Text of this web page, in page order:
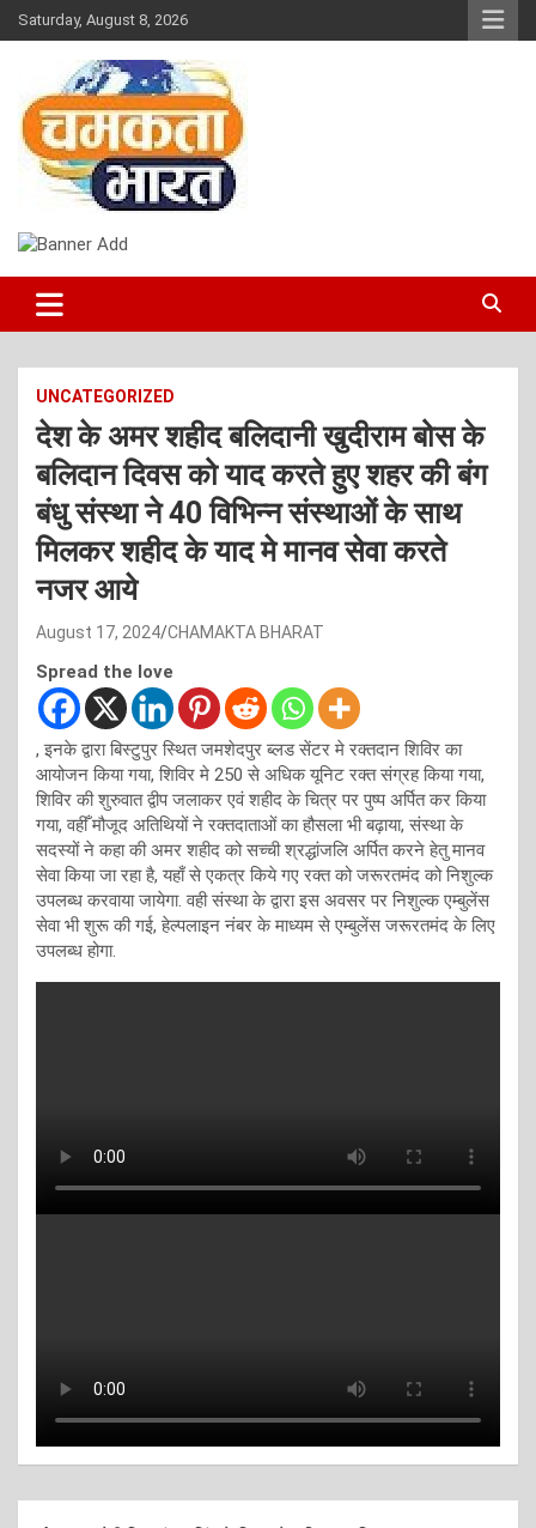
Skip
to
Saturday, August 8, 2026
CHAMAKTA BHARAT
UNCATEGORIZED
देश के अमर शहीद बलिदानी खुदीराम बोस के
बलिदान दिवस को याद करते हुए शहर की बंग
बंधु संस्था ने 40 विभिन्न संस्थाओं के साथ
मिलकर शहीद के याद मे मानव सेवा करते
नजर आये
August 17, 2024 CHAMAKTA BHARAT
Spread the love
, इनके द्वारा बिस्टुपुर स्थित जमशेदपुर ब्लड सेंटर मे रक्तदान शिविर का
आयोजन किया गया, शिविर मे 250 से अधिक यूनिट रक्त संग्रह किया गया,
शिविर की शुरुवात द्वीप जलाकर एवं शहीद के चित्र पर पुष्प अर्पित कर किया
गया, वहीँ मौजूद अतिथियों ने रक्तदाताओं का हौसला भी बढ़ाया, संस्था के
सदस्यों ने कहा की अमर शहीद को सच्ची श्रद्धांजलि अर्पित करने हेतु मानव
सेवा किया जा रहा है, यहाँ से एकत्र किये गए रक्त को जरूरतमंद को निशुल्क
उपलब्ध करवाया जायेगा. वही संस्था के द्वारा इस अवसर पर निशुल्क एम्बुलेंस
सेवा भी शुरू की गई, हेल्पलाइन नंबर के माध्यम से एम्बुलेंस जरूरतमंद के लिए
उपलब्ध होगा.
Post